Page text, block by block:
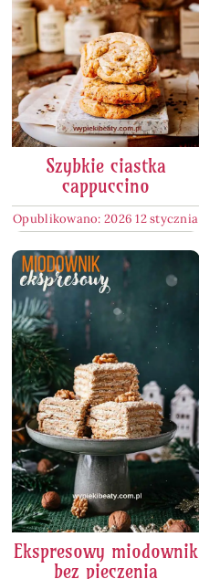
Szybkie ciastka
cappuccino
Opublikowano: 2026 12 stycznia
Ekspresowy miodownik
bez pieczenia